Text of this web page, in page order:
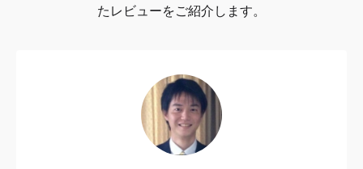
たレビューをご紹介します。